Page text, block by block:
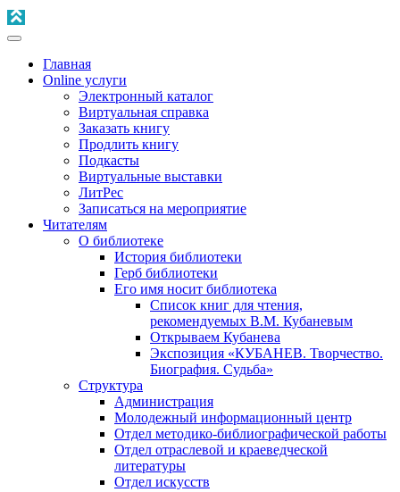
Главная
Online услуги
Электронный каталог
Виртуальная справка
Заказать книгу
Продлить книгу
Подкасты
Виртуальные выставки
ЛитРес
Записаться на мероприятие
Читателям
О библиотеке
История библиотеки
Герб библиотеки
Его имя носит библиотека
Список книг для чтения,
рекомендуемых В.М. Кубаневым
Открываем Кубанева
Экспозиция «КУБАНЕВ. Творчество.
Биография. Судьба»
Структура
Администрация
Молодежный информационный центр
Отдел методико-библиографической работы
Отдел отраслевой и краеведческой
литературы
Отдел искусств